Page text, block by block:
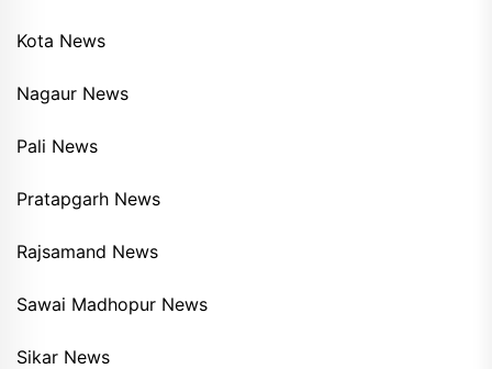
Kota News
Nagaur News
Pali News
Pratapgarh News
Rajsamand News
Sawai Madhopur News
Sikar News